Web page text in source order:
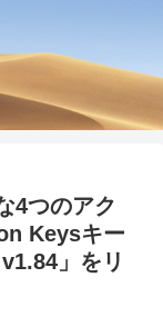
4つのアク
Keysキー
」をリ